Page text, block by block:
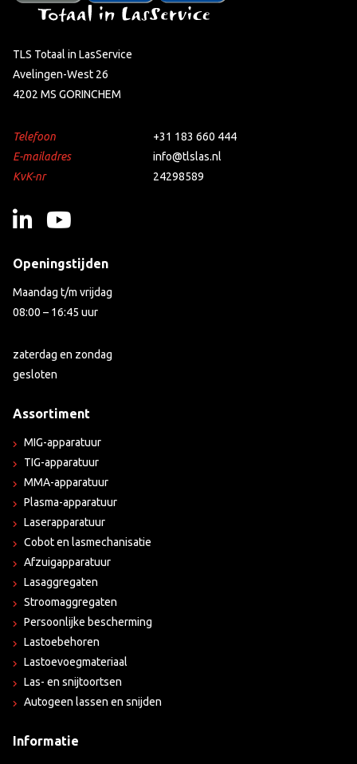
TLS Totaal in LasService
Avelingen-West 26
4202 MS GORINCHEM
Telefoon
+31 183 660 444
E-mailadres
info@tlslas.nl
KvK-nr
24298589
Openingstijden
Maandag t/m vrijdag
08:00 – 16:45 uur
zaterdag en zondag
gesloten
Assortiment
MIG-apparatuur
TIG-apparatuur
MMA-apparatuur
Plasma-apparatuur
Laserapparatuur
Cobot en lasmechanisatie
Afzuigapparatuur
Lasaggregaten
Stroomaggregaten
Persoonlijke bescherming
Lastoebehoren
Lastoevoegmateriaal
Las- en snijtoortsen
Autogeen lassen en snijden
Informatie